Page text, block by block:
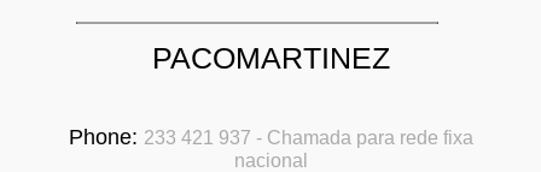
PACOMARTINEZ
Phone: 233 421 937 - Chamada para rede fixa
nacional